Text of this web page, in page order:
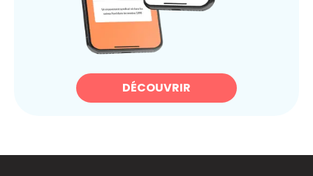
DÉCOUVRIR